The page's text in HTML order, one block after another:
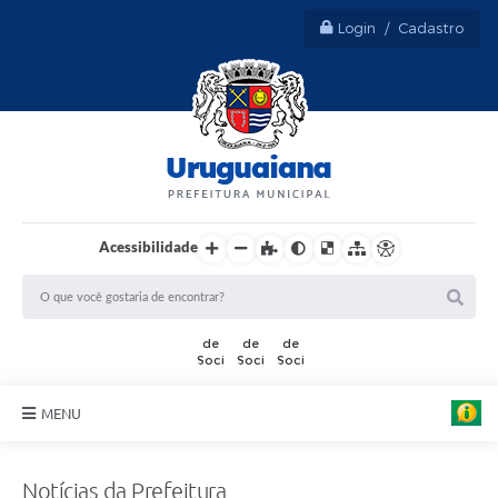
Login / Cadastro
Acessibilidade
MENU
Notícias da Prefeitura